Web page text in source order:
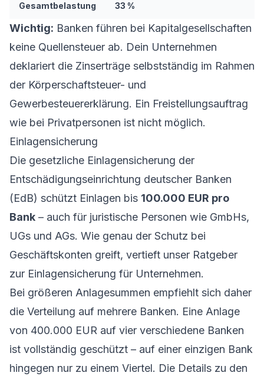
Gesamtbelastung
33 %
Wichtig: Banken führen bei Kapitalgesellschaften
keine Quellensteuer ab. Dein Unternehmen
deklariert die Zinserträge selbstständig im Rahmen
der Körperschaftsteuer- und
Gewerbesteuererklärung. Ein Freistellungsauftrag
wie bei Privatpersonen ist nicht möglich.
Einlagensicherung
Die gesetzliche Einlagensicherung der
Entschädigungseinrichtung deutscher Banken
(EdB) schützt Einlagen bis 100.000 EUR pro
Bank – auch für juristische Personen wie GmbHs,
UGs und AGs. Wie genau der Schutz bei
Geschäftskonten greift, vertieft unser Ratgeber
zur Einlagensicherung für Unternehmen.
Bei größeren Anlagesummen empfiehlt sich daher
die Verteilung auf mehrere Banken. Eine Anlage
von 400.000 EUR auf vier verschiedene Banken
ist vollständig geschützt – auf einer einzigen Bank
hingegen nur zu einem Viertel. Die Details zu den